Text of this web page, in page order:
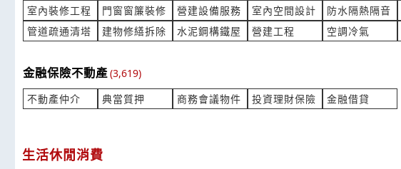
***hony@homemedical.com.tw
***hiuo4660@gmail.com
彩色影印 膠裝 有此需求 請協助報價
來自:水OO銷 詢價
***30227@gmail.com
抗菌除臭襪 以下協助
***16284560@gmail.com
產業:家電廚浴維修買賣
來自:吳OO 詢價
室內裝修工程
門窗窗簾裝修 營建設備服務 室內空間設計 防水隔熱隔音
管道疏通清塔
建物修繕拆除 水泥鋼構鐵屋 營建工程 空調冷氣
金融保險不動產(3,619)
不動產仲介
典當質押 商務會議物件 投資理財保險 金融借貸
生活休閒消費